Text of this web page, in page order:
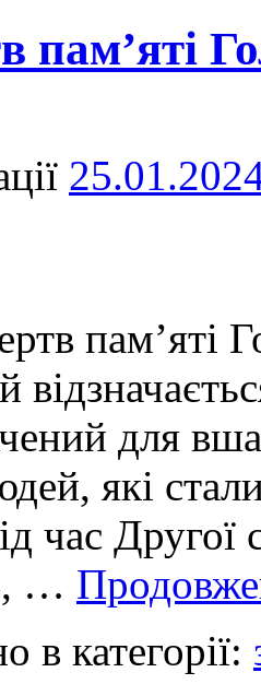
пам’яті
пам’яті
для
які
час Другої
…
в категорії: